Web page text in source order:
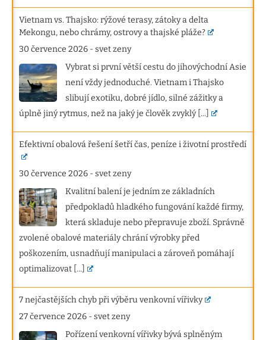
Vietnam vs. Thajsko: rýžové terasy, zátoky a delta
Mekongu, nebo chrámy, ostrovy a thajské pláže?
30 července 2026 -svet zeny
Vybrat si první větší cestu do jihovýchodní Asie
není vždy jednoduché. Vietnam i Thajsko
slibují exotiku, dobré jídlo, silné zážitky a
úplně jiný rytmus, než na jaký je člověk zvyklý [...]
Efektivní obalová řešení šetří čas, peníze i životní prostředí
30 července 2026 -svet zeny
Kvalitní balení je jedním ze základních
předpokladů hladkého fungování každé firmy,
která skladuje nebo přepravuje zboží. Správně
zvolené obalové materiály chrání výrobky před
poškozením, usnadňují manipulaci a zároveň pomáhají
optimalizovat [...]
7 nejčastějších chyb při výběru venkovní vířivky
27 července 2026 -svet zeny
Pořízení venkovní vířivky bývá splněným